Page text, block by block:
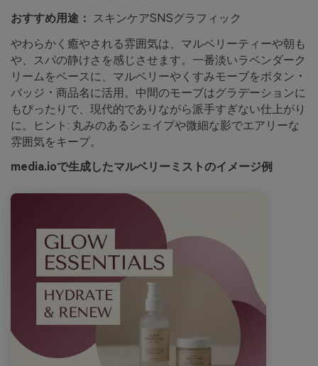
おすすめ用途：
スキンケアSNSグラフィック
やわらかく癒やされる雰囲気は、マルベリーティーや朝も
や、スパの静けさを感じさせます。一番淡いラベンダーク
リームをベースに、マルベリーやくすみモーブをボタン・
バッジ・商品名に活用。中間のモーブはグラデーションに
もぴったりで、現代的でありながら派手すぎない仕上がり
に。ヒント: 丸みのあるシェイプや微細な影でエアリーな
雰囲気をキープ。
media.ioで生成したマルベリーミストのイメージ例